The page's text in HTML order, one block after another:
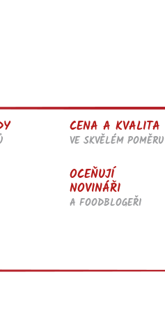
CENA A KVALITA
VE SKVĚLÉM POMĚRU
OCEŇUJÍ
NOVINÁŘI
A FOODBLOGEŘI